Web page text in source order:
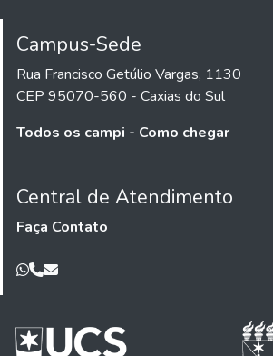
Campus-Sede
Rua Francisco Getúlio Vargas, 1130
CEP 95070-560 - Caxias do Sul
Todos os campi - Como chegar
Central de Atendimento
Faça Contato